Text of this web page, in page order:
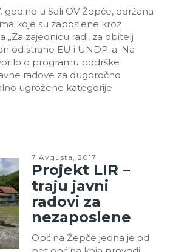
godine u Sali OV Žepče, održana
koje su zaposlene kroz
„Za zajednicu radi, za obitelj
od strane EU i UNDP-a. Na
o programu podrške
radove za dugoročno
ugrožene kategorije
7 Avgusta, 2017
Projekt LIR –
traju javni
radovi za
nezaposlene
Općina Žepče jedna je od